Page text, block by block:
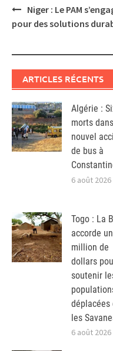
Post
navigation
Niger : Le PAM
pour des solutions
ARTICLES RÉCENTS
Algérie :
morts
nouvel
de bus à
6 août 2026
Togo : La
accorde un
million de
dollars
soutenir
déplacées
les
6 août 2026